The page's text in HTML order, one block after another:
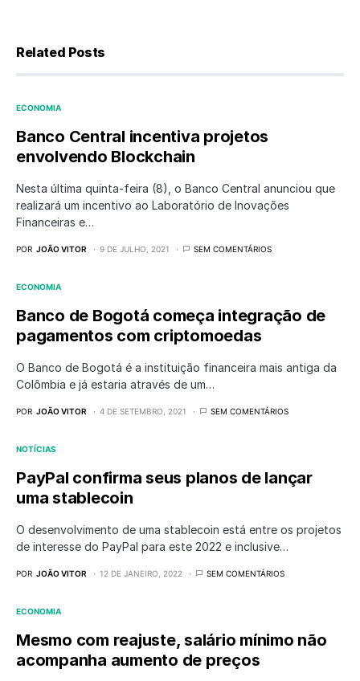
Related Posts
ECONOMIA
Banco Central incentiva projetos
envolvendo Blockchain
Nesta última quinta-feira (8), o Banco Central anunciou que
realizará um incentivo ao Laboratório de Inovações
Financeiras e…
POR JOÃO VITOR 9 DE JULHO, 2021 SEM COMENTÁRIOS
ECONOMIA
Banco de Bogotá começa integração de
pagamentos com criptomoedas
O Banco de Bogotá é a instituição financeira mais antiga da
Colômbia e já estaria através de um…
POR JOÃO VITOR 4 DE SETEMBRO, 2021 SEM COMENTÁRIOS
NOTÍCIAS
PayPal confirma seus planos de lançar
uma stablecoin
O desenvolvimento de uma stablecoin está entre os projetos
de interesse do PayPal para este 2022 e inclusive…
POR JOÃO VITOR 12 DE JANEIRO, 2022 SEM COMENTÁRIOS
ECONOMIA
Mesmo com reajuste, salário mínimo não
acompanha aumento de preços